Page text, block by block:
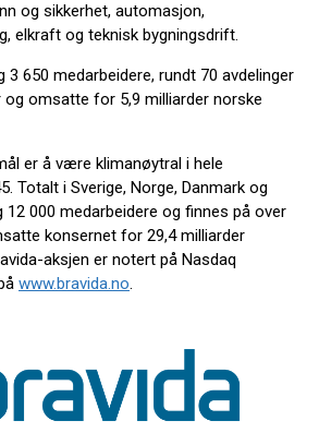
og sikkerhet, automasjon,
elkraft og teknisk bygningsdrift.
3 650 medarbeidere, rundt 70 avdelinger
og omsatte for 5,9 milliarder norske
er å være klimanøytral i hele
Totalt i Sverige, Norge, Danmark og
12 000 medarbeidere og finnes på over
konsernet for 29,4 milliarder
aksjen er notert på Nasdaq
www.bravida.no.